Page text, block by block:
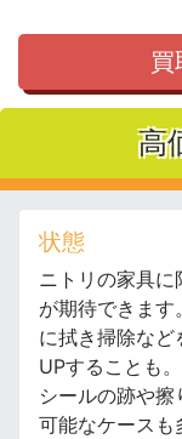
買
高
状態
ニトリの家具に
が期待できま
に拭き掃除な
UPすることも。
シールの跡や
可能なケースも